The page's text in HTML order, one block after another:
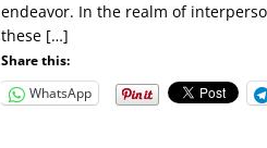
endeavor. In the realm of
these […]
Share this:
WhatsApp